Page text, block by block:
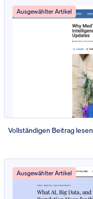
Ausgewählter Artikel
Vollständigen Beitrag lesen
Ausgewählter Artikel